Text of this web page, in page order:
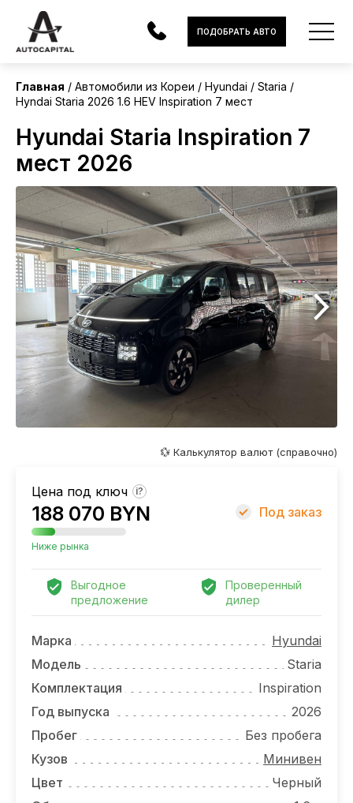
АВТОМОБИЛИ
ЭЛЕКТРОМОБИЛИ
В НАЛИЧИИ
МОТОЦИКЛЫ
УСЛУГИ
ЛИЗИНГ
НОВОСТИ
ОТЗЫВЫ
ВАКАНСИИ
О КОМПАНИИ
ПОДОБРАТЬ АВТО
Главная Автомобили из Кореи Hyundai
Staria
Hyndai Staria 2026 1.6 HEV Inspiration 7 мест
Hyundai Staria Inspiration 7
мест 2026
Корея
Без пробега
💱 Калькулятор валют (справочно)
Цена под ключ ?
188 070 BYN
Ниже рынка
Под заказ
Выгодное
предложение
Проверенный
дилер
Марка
Hyundai
Модель
Staria
Комплектация
Inspiration
Год выпуска
2026
Пробег
Без пробега
Кузов
Минивен
Цвет
Черный